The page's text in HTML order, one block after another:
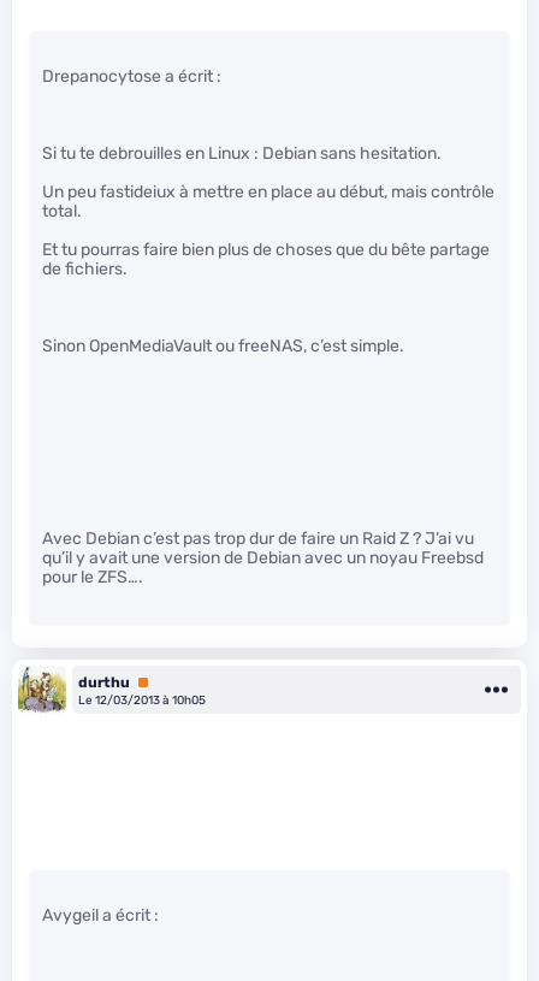
Drepanocytose a écrit :
Si tu te debrouilles en Linux : Debian sans hesitation.
Un peu fastideiux à mettre en place au début, mais contrôle
total.
Et tu pourras faire bien plus de choses que du bête partage
de fichiers.
Sinon OpenMediaVault ou freeNAS, c’est simple.
Avec Debian c’est pas trop dur de faire un Raid Z ? J’ai vu
qu’il y avait une version de Debian avec un noyau Freebsd
pour le ZFS….
durthu
Premium
Le 12/03/2013 à 10h05
Avygeil a écrit :